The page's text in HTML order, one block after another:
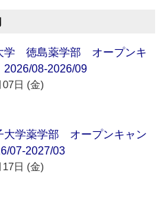
学 徳島薬学部 オープンキ
08-2026/09
07日 (金)
大学薬学部 オープンキャン
07-2027/03
17日 (金)